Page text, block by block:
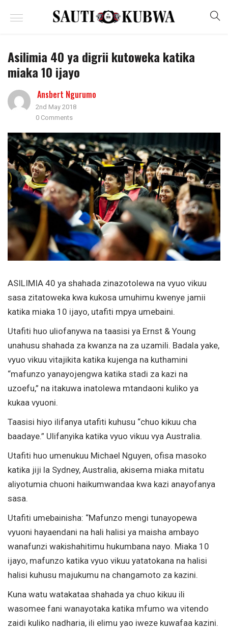
Asilimia 40 ya digrii kutoweka katika
miaka 10 ijayo
Ansbert Ngurumo
2nd May 2018
0 Comments
ASILIMIA 40 ya shahada zinazotolewa na vyuo vikuu
sasa zitatoweka kwa kukosa umuhimu kwenye jamii
katika miaka 10 ijayo, utafiti mpya umebaini.
Utafiti huo uliofanywa na taasisi ya Ernst & Young
unahusu shahada za kwanza na za uzamili. Badala yake,
vyuo vikuu vitajikita katika kujenga na kuthamini
“mafunzo yanayojengwa katika stadi za kazi na
uzoefu,” na itakuwa inatolewa mtandaoni kuliko ya
kukaa vyuoni.
Taasisi hiyo ilifanya utafiti kuhusu “chuo kikuu cha
baadaye.” Ulifanyika katika vyuo vikuu vya Australia.
Utafiti huo umenukuu Michael Nguyen, ofisa masoko
katika jiji la Sydney, Australia, akisema miaka mitatu
aliyotumia chuoni haikumwandaa kwa kazi anayofanya
sasa.
Utafiti umebainisha: “Mafunzo mengi tunayopewa
vyuoni hayaendani na hali halisi ya maisha ambayo
wanafunzi wakishahitimu hukumbana nayo. Miaka 10
ijayo, mafunzo katika vyuo vikuu yatatokana na halisi
halisi kuhusu majukumu na changamoto za kazini.
Kuna watu watakataa shahada ya chuo kikuu ili
wasomee fani wanayotaka katika mfumo wa vitendo
zaidi kuliko nadharia, ili elimu yao iweze kuwafaa kazini.